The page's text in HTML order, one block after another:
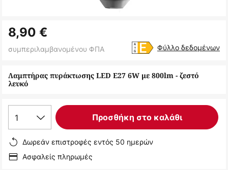
στην
αρχή
συλλογής
εικόνων
Λαμπτήρας πυράκτωσης LED E27 6W με 800lm - ζεστό
λευκό
8,90 €
συμπεριλαμβανομένου ΦΠΑ Φύλλο δεδομένων
1 Προσθήκη στο καλάθι
Δωρεάν επιστροφές εντός 50 ημερών
Ασφαλείς πληρωμές